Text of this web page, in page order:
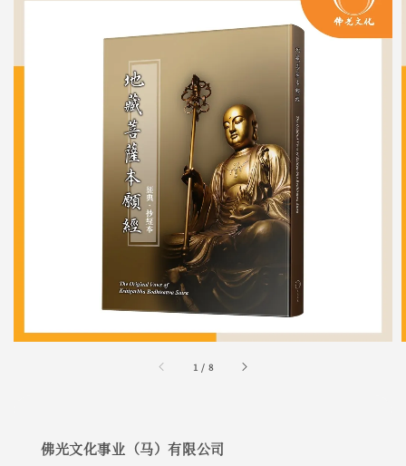
1 / 8
佛光文化事业（马）有限公司